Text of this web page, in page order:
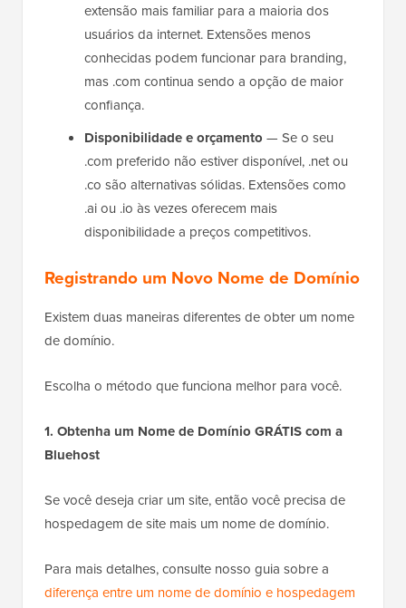
extensão mais familiar para a maioria dos
usuários da internet. Extensões menos
conhecidas podem funcionar para branding,
mas .com continua sendo a opção de maior
confiança.
Disponibilidade e orçamento — Se o seu
.com preferido não estiver disponível, .net ou
.co são alternativas sólidas. Extensões como
.ai ou .io às vezes oferecem mais
disponibilidade a preços competitivos.
Registrando um Novo Nome de Domínio
Existem duas maneiras diferentes de obter um nome
de domínio.
Escolha o método que funciona melhor para você.
1. Obtenha um Nome de Domínio GRÁTIS com a
Bluehost
Se você deseja criar um site, então você precisa de
hospedagem de site mais um nome de domínio.
Para mais detalhes, consulte nosso guia sobre a
diferença entre um nome de domínio e hospedagem